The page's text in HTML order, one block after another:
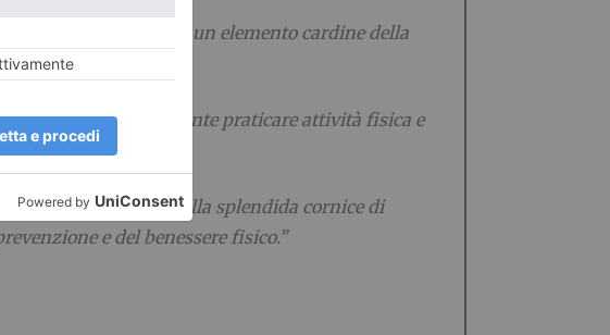
che per la Regione è un elemento cardine della
quanto sia importante praticare attività fisica e
Tennis & Friends nella splendida cornice di
e del benessere fisico.”